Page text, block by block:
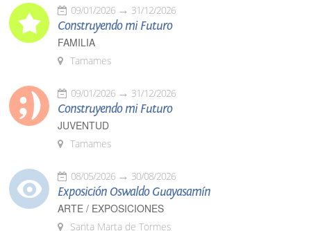
09/01/2026 31/12/2026
Construyendo mi Futuro
FAMILIA
Tamames
09/01/2026 31/12/2026
Construyendo mi Futuro
JUVENTUD
Tamames
08/05/2026 30/08/2026
Exposición Oswaldo Guayasamín
ARTE / EXPOSICIONES
Santa Marta de Tormes